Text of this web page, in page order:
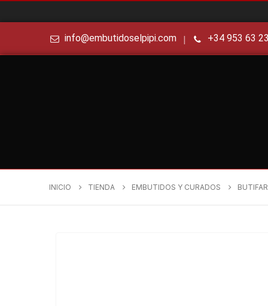
info@embutidoselpipi.com +34 953 63
INICIO TIENDA EMBUTIDOS Y CURADOS